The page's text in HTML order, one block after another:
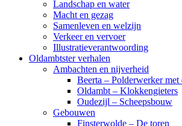
Landschap en water
Macht en gezag
Samenleven en welzijn
Verkeer en vervoer
Illustratieverantwoording
Oldambtster verhalen
Ambachten en nijverheid
Beerta – Polderwerker met
Oldambt – Klokkengieters
Oudezijl – Scheepsbouw
Gebouwen
Finsterwolde – De toren